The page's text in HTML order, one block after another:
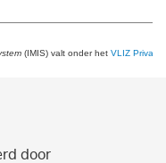
(IMIS) valt onder het VLIZ Privacy
door